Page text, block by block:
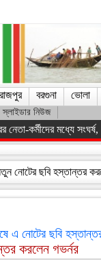
বরগুনা ভোলা
স্লাইডার নিউজ
কর্মীদের মধ্যে সংঘর্ষ,
নোটের ছবি হস্তান্তর
এ নোটের ছবি
করলেন গভর্নর